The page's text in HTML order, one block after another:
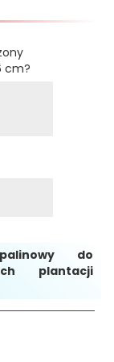
cm?
do
plantacji